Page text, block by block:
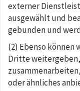
externer
ausgewählt und
gebunden und
(2) Ebenso können
Dritte
oder ähnliches